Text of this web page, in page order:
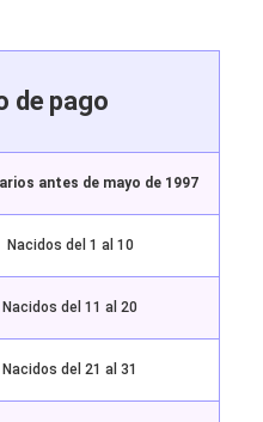
de pago
antes de mayo de 1997
Nacidos del 1 al 10
Nacidos del 11 al 20
Nacidos del 21 al 31